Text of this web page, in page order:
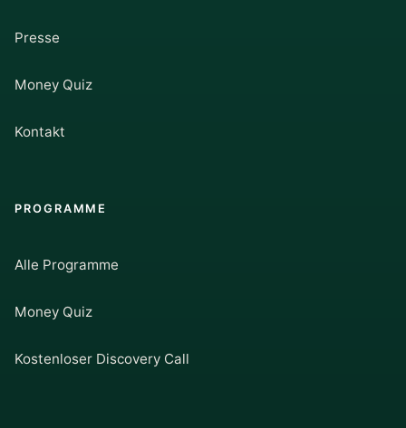
Presse
Money Quiz
Kontakt
PROGRAMME
Alle Programme
Money Quiz
Kostenloser Discovery Call